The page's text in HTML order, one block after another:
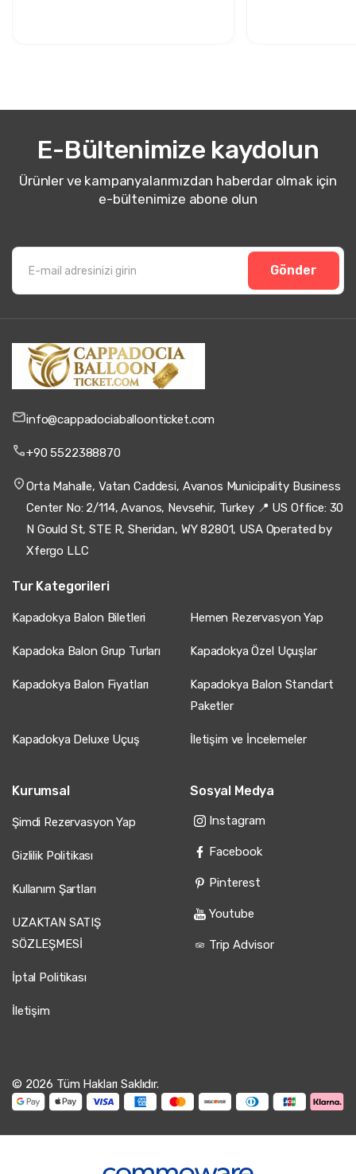
E-Bültenimize kaydolun
Ürünler ve kampanyalarımızdan haberdar olmak için
e-bültenimize abone olun
Gönder
info@cappadociaballoonticket.com
+90 5522388870
Orta Mahalle, Vatan Caddesi, Avanos Municipality Business
Center No: 2/114, Avanos, Nevsehir, Turkey 📍 US Office: 30
N Gould St, STE R, Sheridan, WY 82801, USA Operated by
Xfergo LLC
Tur Kategorileri
Kapadokya Balon Biletleri Hemen Rezervasyon Yap
Kapadoka Balon Grup Turları Kapadokya Özel Uçuşlar
Kapadokya Balon Fiyatları
Kapadokya Balon Standart
Paketler
Kapadokya Deluxe Uçuş İletişim ve İncelemeler
Kurumsal
Şimdi Rezervasyon Yap
Gizlilik Politikası
Kullanım Şartları
UZAKTAN SATIŞ
SÖZLEŞMESİ
İptal Politikası
İletişim
Sosyal Medya
Instagram
Facebook
Pinterest
Youtube
Trip Advisor
© 2026 Tüm Hakları Saklıdır.